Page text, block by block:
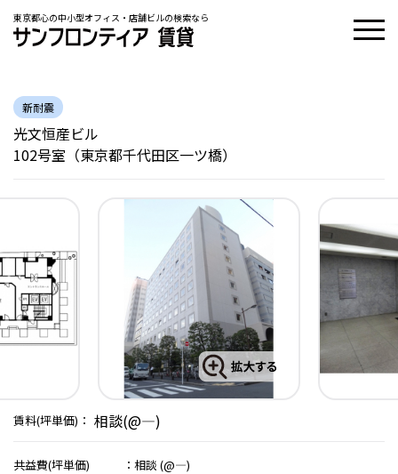
東京都心の中小型オフィス・店舗ビルの検索なら
新耐震
光文恒産ビル
102号室（東京都千代田区一ツ橋）
賃料(坪単価)： 相談(@―)
共益費(坪単価) ： 相談 (@―)